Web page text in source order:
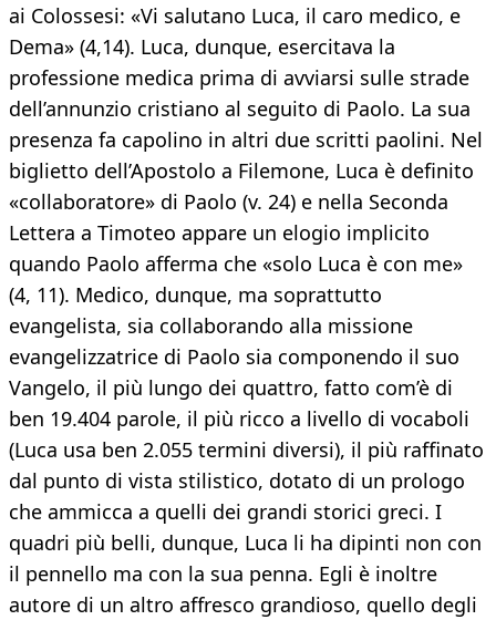
ai Colossesi: «Vi salutano Luca, il caro medico, e
Dema» (4,14). Luca, dunque, esercitava la
professione medica prima di avviarsi sulle strade
dell’annunzio cristiano al seguito di Paolo. La sua
presenza fa capolino in altri due scritti paolini. Nel
biglietto dell’Apostolo a Filemone, Luca è definito
«collaboratore» di Paolo (v. 24) e nella Seconda
Lettera a Timoteo appare un elogio implicito
quando Paolo afferma che «solo Luca è con me»
(4, 11). Medico, dunque, ma soprattutto
evangelista, sia collaborando alla missione
evangelizzatrice di Paolo sia componendo il suo
Vangelo, il più lungo dei quattro, fatto com’è di
ben 19.404 parole, il più ricco a livello di vocaboli
(Luca usa ben 2.055 termini diversi), il più raffinato
dal punto di vista stilistico, dotato di un prologo
che ammicca a quelli dei grandi storici greci. I
quadri più belli, dunque, Luca li ha dipinti non con
il pennello ma con la sua penna. Egli è inoltre
autore di un altro affresco grandioso, quello degli